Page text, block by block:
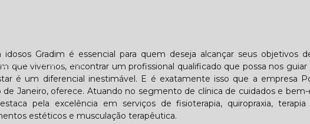
desafiador)?
Gradim é essencial para quem deseja alcançar seus objetivos
que vivemos, encontrar um profissional qualificado que possa nos guiar
é um diferencial inestimável. E é exatamente isso que a empresa
de Janeiro, oferece. Atuando no segmento de clínica de cuidados e
pela excelência em serviços de fisioterapia, quiropraxia,
estéticos e musculação terapêutica.